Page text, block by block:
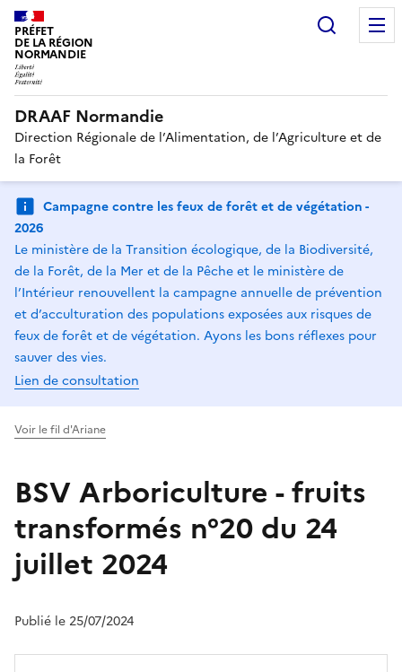
PRÉFET
DE LA RÉGION
NORMANDIE
DRAAF Normandie
Direction Régionale de l’Alimentation, de l’Agriculture et de
la Forêt
Campagne contre les feux de forêt et de végétation -
2026
Le ministère de la Transition écologique, de la Biodiversité,
de la Forêt, de la Mer et de la Pêche et le ministère de
l’Intérieur renouvellent la campagne annuelle de prévention
et d’acculturation des populations exposées aux risques de
feux de forêt et de végétation. Ayons les bons réflexes pour
sauver des vies.
Lien de consultation
Voir le fil d'Ariane
BSV Arboriculture - fruits
transformés n°20 du 24
juillet 2024
Publié le 25/07/2024